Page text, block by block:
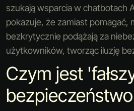
szukają wsparcia w chatbotach
pokazuje, że zamiast pomagać,
bezkrytycznie podążają za
użytkowników, tworząc iluzję
Czym jest